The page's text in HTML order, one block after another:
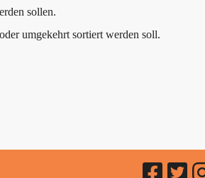
sollen.
umgekehrt sortiert werden soll.